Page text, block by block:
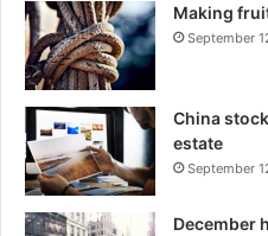
Making
September
China
estate
September
December